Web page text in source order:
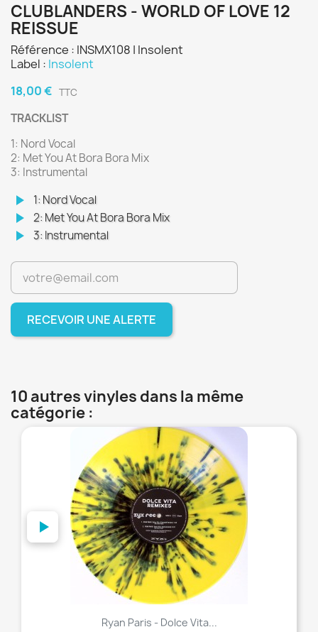
CLUBLANDERS - WORLD OF LOVE 12
REISSUE
Référence : INSMX108 | Insolent
Label : Insolent
18,00 € TTC
TRACKLIST
1: Nord Vocal
2: Met You At Bora Bora Mix
3: Instrumental
play_arrow 1: Nord Vocal
play_arrow 2: Met You At Bora Bora Mix
play_arrow 3: Instrumental
RECEVOIR UNE ALERTE
10 autres vinyles dans la même
catégorie :
Ryan Paris - Dolce Vita...